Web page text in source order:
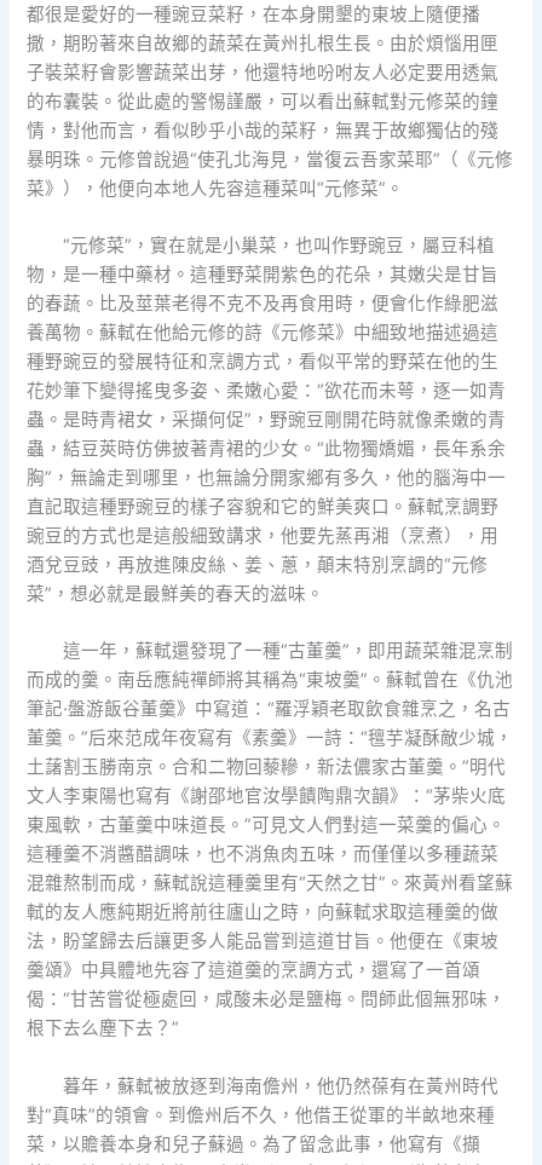
都很是愛好的一種豌豆菜籽，在本身開墾的東坡上隨便播
撒，期盼著來自故鄉的蔬菜在黃州扎根生長。由於煩惱用匣
子裝菜籽會影響蔬菜出芽，他還特地吩咐友人必定要用透氣
的布囊裝。從此處的警惕謹嚴，可以看出蘇軾對元修菜的鐘
情，對他而言，看似眇乎小哉的菜籽，無異于故鄉獨佔的殘
暴明珠。元修曾說過“使孔北海見，當復云吾家菜耶”（《元修
菜》），他便向本地人先容這種菜叫“元修菜”。
“元修菜”，實在就是小巢菜，也叫作野豌豆，屬豆科植
物，是一種中藥材。這種野菜開紫色的花朵，其嫩尖是甘旨
的春蔬。比及莖葉老得不克不及再食用時，便會化作綠肥滋
養萬物。蘇軾在他給元修的詩《元修菜》中細致地描述過這
種野豌豆的發展特征和烹調方式，看似平常的野菜在他的生
花妙筆下變得搖曳多姿、柔嫩心愛：“欲花而未萼，逐一如青
蟲。是時青裙女，采擷何促”，野豌豆剛開花時就像柔嫩的青
蟲，結豆莢時仿佛披著青裙的少女。“此物獨嬌媚，長年系余
胸”，無論走到哪里，也無論分開家鄉有多久，他的腦海中一
直記取這種野豌豆的樣子容貌和它的鮮美爽口。蘇軾烹調野
豌豆的方式也是這般細致講求，他要先蒸再湘（烹煮），用
酒兌豆豉，再放進陳皮絲、姜、蔥，顛末特別烹調的“元修
菜”，想必就是最鮮美的春天的滋味。
這一年，蘇軾還發現了一種“古董羹”，即用蔬菜雜混烹制
而成的羹。南岳應純禪師將其稱為“東坡羹”。蘇軾曾在《仇池
筆記·盤游飯谷董羹》中寫道：“羅浮穎老取飲食雜烹之，名古
董羹。”后來范成年夜寫有《素羹》一詩：“氊芋凝酥敵少城，
土藷割玉勝南京。合和二物回藜糝，新法儂家古董羹。”明代
文人李東陽也寫有《謝邵地官汝學饋陶鼎次韻》：“茅柴火底
東風軟，古董羹中味道長。”可見文人們對這一菜羹的偏心。
這種羹不消醬醋調味，也不消魚肉五味，而僅僅以多種蔬菜
混雜熬制而成，蘇軾說這種羹里有“天然之甘”。來黃州看望蘇
軾的友人應純期近將前往廬山之時，向蘇軾求取這種羹的做
法，盼望歸去后讓更多人能品嘗到這道甘旨。他便在《東坡
羹頌》中具體地先容了這道羹的烹調方式，還寫了一首頌
偈：“甘苦嘗從極處回，咸酸未必是鹽梅。問師此個無邪味，
根下去么塵下去？”
暮年，蘇軾被放逐到海南儋州，他仍然葆有在黃州時代
對“真味”的領會。到儋州后不久，他借王從軍的半畝地來種
菜，以贍養本身和兒子蘇過。為了留念此事，他寫有《擷